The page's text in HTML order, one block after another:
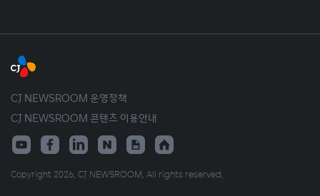
CJ NEWSROOM 운영정책
CJ NEWSROOM 콘텐츠 이용안내
Copyright 2026. CJ NEWSROOM. All rights reserved.